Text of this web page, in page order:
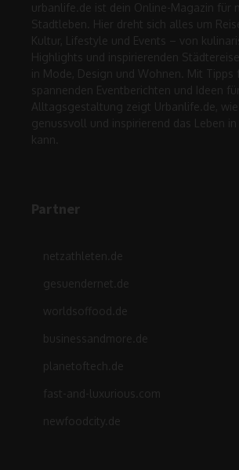
urbanlife.de ist dein Online-Magazin für
Stadtleben. Hier dreht sich alles um
Kultur, Lifestyle und Events – von
Highlights und inspirierenden
in Mode, Design und Wohnen. Mit Tipps
spannenden Eventberichten und Ideen
Alltagsgestaltung zeigt Urbanlife.de,
genussvoll und inspirierend das Leben
kann.
Partner
netzathleten.de
gesuendernet.de
worldsoffood.de
businessandmore.de
planetoftech.de
fast-and-luxurious.com
newfoodcity.de